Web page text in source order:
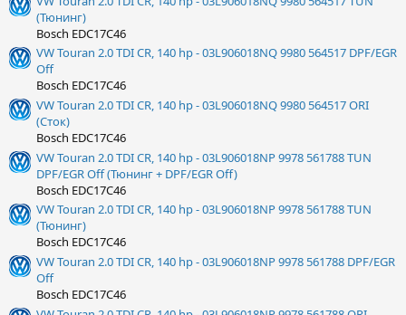
(Тюнинг)
Bosch EDC17C46
VW Touran 2.0 TDI CR, 140 hp - 03L906018NQ 9980 564517 DPF/EGR
Off
Bosch EDC17C46
VW Touran 2.0 TDI CR, 140 hp - 03L906018NQ 9980 564517 ORI
(Сток)
Bosch EDC17C46
VW Touran 2.0 TDI CR, 140 hp - 03L906018NP 9978 561788 TUN
DPF/EGR Off (Тюнинг + DPF/EGR Off)
Bosch EDC17C46
VW Touran 2.0 TDI CR, 140 hp - 03L906018NP 9978 561788 TUN
(Тюнинг)
Bosch EDC17C46
VW Touran 2.0 TDI CR, 140 hp - 03L906018NP 9978 561788 DPF/EGR
Off
Bosch EDC17C46